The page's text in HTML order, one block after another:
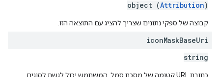
object (Attribution)
קבוצה של ספקי נתונים שצריך להציג עם התוצאה הזו.
iconMaskBaseUri
string
כתובת URL קטומה של מסכת סמל. המשתמש יכול לגשת לסוגים